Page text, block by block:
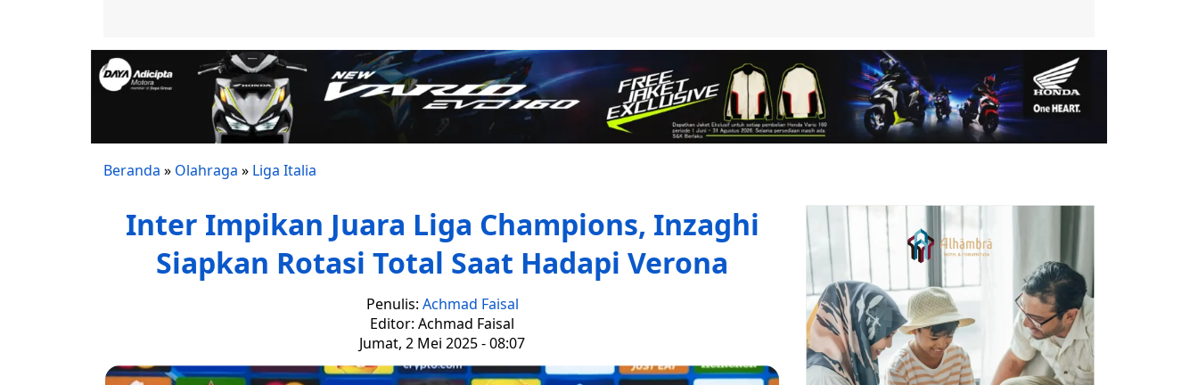
Beranda » Olahraga » Liga Italia
Inter Impikan Juara Liga Champions, Inzaghi
Siapkan Rotasi Total Saat Hadapi Verona
Penulis: Achmad Faisal
Editor: Achmad Faisal
Jumat, 2 Mei 2025 - 08:07